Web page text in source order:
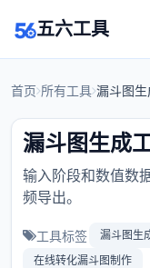
五六工具
首页 所有工具 漏斗图
漏斗图生成
输入阶段和数值数
频导出。
工具标签 漏斗图生
在线转化漏斗图制作